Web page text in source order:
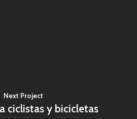
Next Project
ciclistas y bicicletas